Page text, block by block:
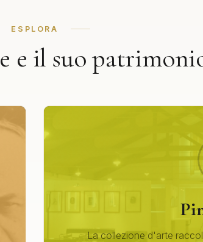
ESPLORA
e il suo
La collezione d'arte